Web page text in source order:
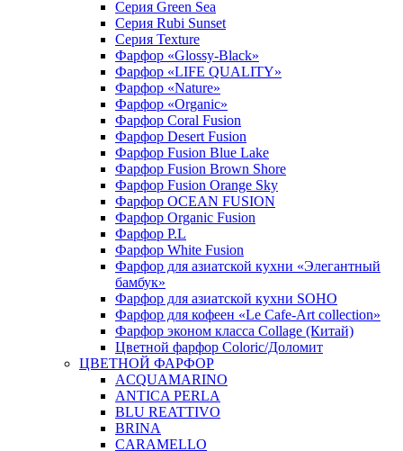
Серия Green Sea
Серия Rubi Sunset
Серия Texture
Фарфор «Glossy-Black»
Фарфор «LIFE QUALITY»
Фарфор «Nature»
Фарфор «Organic»
Фарфор Coral Fusion
Фарфор Desert Fusion
Фарфор Fusion Blue Lake
Фарфор Fusion Brown Shore
Фарфор Fusion Orange Sky
Фарфор OCEAN FUSION
Фарфор Organic Fusion
Фарфор P.L
Фарфор White Fusion
Фарфор для азиатской кухни «Элегантный
бамбук»
Фарфор для азиатской кухни SOHO
Фарфор для кофеен «Le Cafe-Art collection»
Фарфор эконом класса Collage (Китай)
Цветной фарфор Coloric/Доломит
ЦВЕТНОЙ ФАРФОР
ACQUAMARINO
ANTICA PERLA
BLU REATTIVO
BRINA
CARAMELLO